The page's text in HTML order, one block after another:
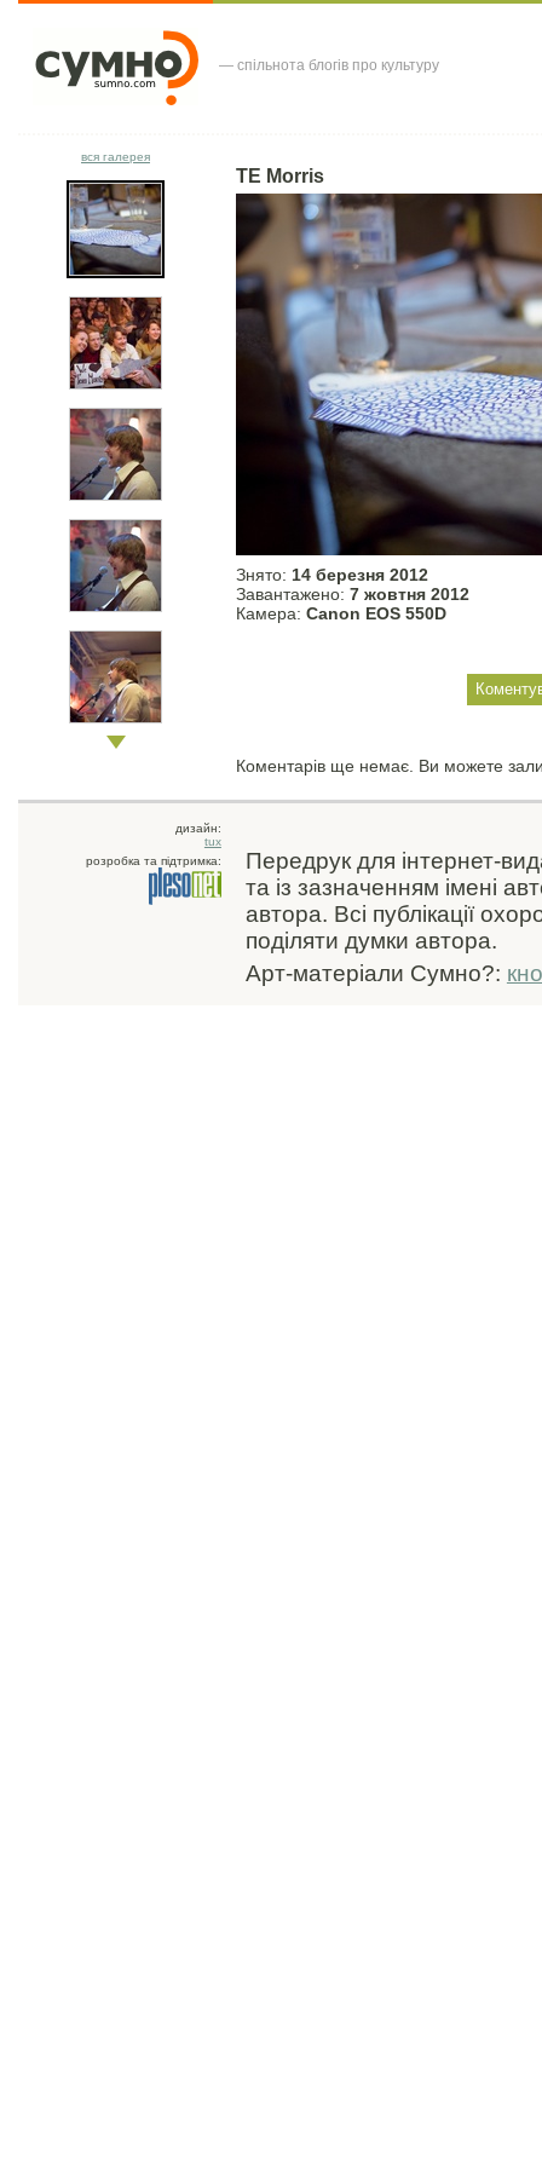
— спільнота блогів про культуру
TE Morris
Знято: 14 березня 2012
Завантажено: 7 жовтня 2012
Камера: Canon EOS 550D
Коментарів ще немає. Ви можете
вся галерея
дизайн:
tux
розробка та підтримка:
Передрук для інтернет-
та із зазначенням імені
автора. Всі публікації
поділяти думки автора.
Арт-матеріали Сумно?: